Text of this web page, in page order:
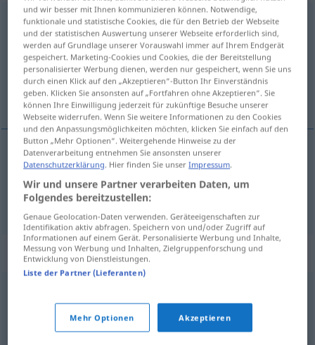
nachteilig
Übersicht aller Übersetzungen
(Für mehr Details die Übersetzung anklicken/antippen)
desvantajoso, prejudicial
desvantajoso nachteilig
prejudicial nachteilig
Synonyme für "nachteilig"
schädlich
hinderlich,abträglich,schädlich
und wir besser mit Ihnen kommunizieren können. Notwendige,
funktionale und statistische Cookies, die für den Betrieb der Webseite
und der statistischen Auswertung unserer Webseite erforderlich sind,
werden auf Grundlage unserer Vorauswahl immer auf Ihrem Endgerät
gespeichert. Marketing-Cookies und Cookies, die der Bereitstellung
personalisierter Werbung dienen, werden nur gespeichert, wenn Sie uns
durch einen Klick auf den „Akzeptieren“-Button Ihr Einverständnis
geben. Klicken Sie ansonsten auf „Fortfahren ohne Akzeptieren“. Sie
können Ihre Einwilligung jederzeit für zukünftige Besuche unserer
Webseite widerrufen. Wenn Sie weitere Informationen zu den Cookies
und den Anpassungsmöglichkeiten möchten, klicken Sie einfach auf den
Button „Mehr Optionen“. Weitergehende Hinweise zu der
Datenverarbeitung entnehmen Sie ansonsten unserer
Datenschutzerklärung. Hier finden Sie unserImpressum.
Wir und unsere Partner verarbeiten Daten, um
Folgendes bereitzustellen:
Genaue Geolocation-Daten verwenden. Geräteeigenschaften zur
Identifikation aktiv abfragen. Speichern von und/oder Zugriff auf
Informationen auf einem Gerät. Personalisierte Werbung und Inhalte,
Messung von Werbung und Inhalten, Zielgruppenforschung und
Entwicklung von Dienstleistungen.
Liste der Partner (Lieferanten)
Mehr Optionen Akzeptieren